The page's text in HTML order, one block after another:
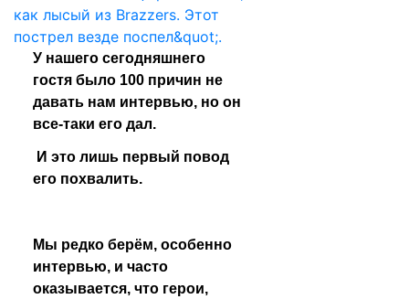
У нашего сегодняшнего
гостя было 100 причин не
давать нам интервью, но он
все-таки его дал.
его похвалить.
Мы редко берём, особенно
интервью, и часто
оказывается, что герои,